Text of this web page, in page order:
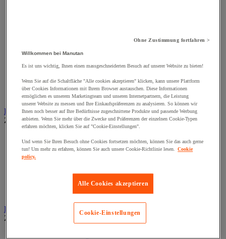
Türbänder und-Türangeln
Unterlegscheiben
Vibrationsschutz
Zubehör für Türen, Fenster und Tore
Beleuchtung
Zur gesamten Produktgruppe
Handlampe
Innen- und Außenbeleuchtung
Werkstattlampe
Druckluftwerkzeuge und Kompressoren
Zur gesamten Produktgruppe
Ohne Zustimmung fortfahren >
Willkommen bei Manutan
Es ist uns wichtig, Ihnen einen massgeschneiderten Besuch auf unserer Website zu bieten!
Wenn Sie auf die Schaltfläche "Alle cookies akzeptieren" klicken, kann unsere Plattform
über Cookies Informationen mit Ihrem Browser austauschen. Diese Informationen
ermöglichen es unserem Marketingteam und unseren Internetpartnern, die Leistung
unserer Website zu messen und Ihre Einkaufspräferenzen zu analysieren. So können wir
Ihnen noch besser auf Ihre Bedürfnisse zugeschnittene Produkte und passende Werbung
anbieten. Wenn Sie mehr über die Zwecke und Präferenzen der einzelnen Cookie-Typen
erfahren möchten, klicken Sie auf "Cookie-Einstellungen".
Und wenn Sie Ihren Besuch ohne Cookies fortsetzen möchten, können Sie das auch gerne
tun! Um mehr zu erfahren, können Sie auch unsere Cookie-Richtlinie lesen.
Cookie
policy.
Alle Cookies akzeptieren
Cookie-Einstellungen